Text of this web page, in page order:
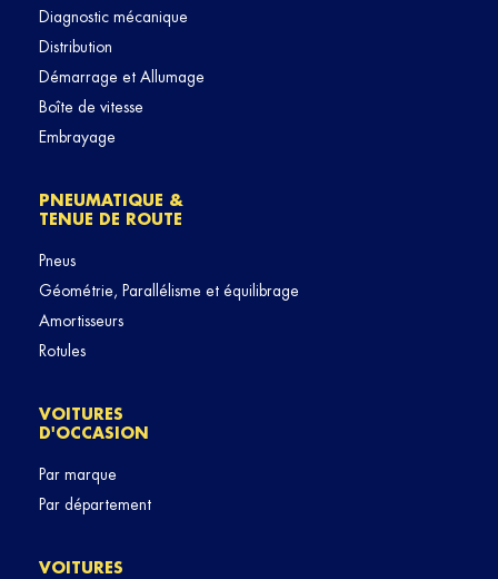
Diagnostic mécanique
Distribution
Démarrage et Allumage
Boîte de vitesse
Embrayage
PNEUMATIQUE &
TENUE DE ROUTE
Pneus
Géométrie, Parallélisme et équilibrage
Amortisseurs
Rotules
VOITURES
D'OCCASION
Par marque
Par département
VOITURES